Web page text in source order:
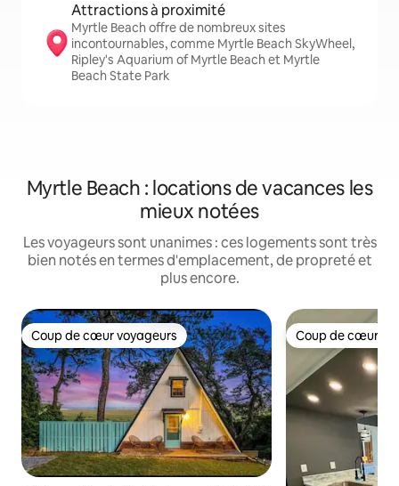
Attractions à proximité
Myrtle Beach offre de nombreux sites
incontournables, comme Myrtle Beach SkyWheel,
Ripley's Aquarium of Myrtle Beach et Myrtle
Beach State Park
Myrtle Beach : locations de vacances les
mieux notées
Les voyageurs sont unanimes : ces logements sont très
bien notés en termes d'emplacement, de propreté et
plus encore.
Coup de cœur voyageurs
Coup de cœur voyageurs Coup de cœur
Coup de cœur